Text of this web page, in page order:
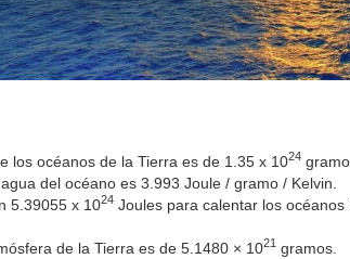
los océanos de la Tierra es de 1.35 x 1024
del océano es 3.993 Joule / gramo / Kelvin.
5.39055 x 1024 Joules para calentar los océanos
de la Tierra es de 5.1480 × 1021 gramos.